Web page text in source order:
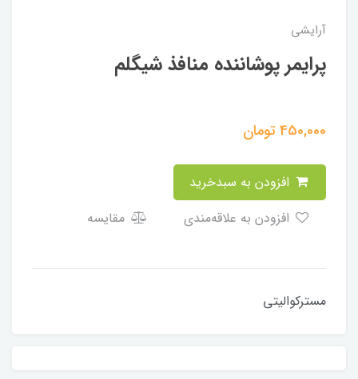
آرایشی
پرایمر پوشاننده منافذ شیگلم
450,000تومان
مقایسه
مسترکوالیتی